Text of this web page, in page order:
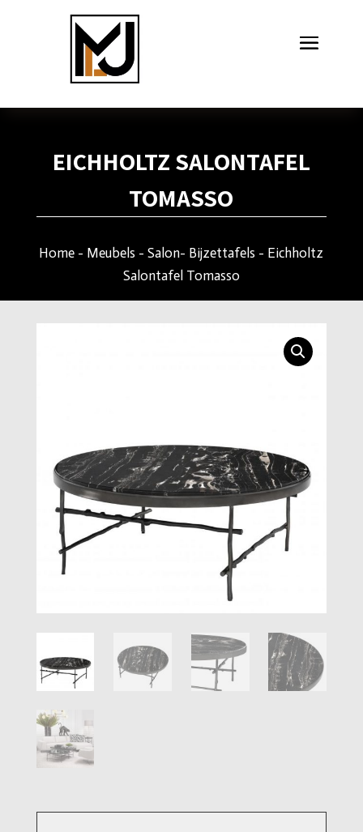
EICHHOLTZ SALONTAFEL
TOMASSO
Home - Meubels -Salon- Bijzettafels - Eichholtz
Salontafel Tomasso